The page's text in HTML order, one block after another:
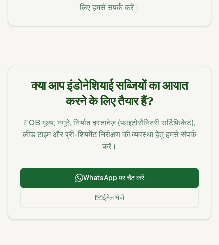
लिए हमसे संपर्क करें।
क्या आप इंडोनेशियाई सब्जियों का आयात
करने के लिए तैयार हैं?
FOB मूल्य, नमूने, निर्यात दस्तावेज़ (फाइटोसैनिटरी सर्टिफिकेट),
लीड टाइम और प्री-शिपमेंट निरीक्षण की व्यवस्था हेतु हमसे संपर्क
करें।
WhatsApp पर चैट करें
ईमेल भेजें